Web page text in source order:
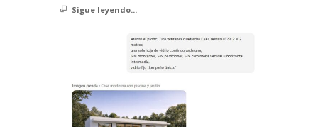
Sigue leyendo...